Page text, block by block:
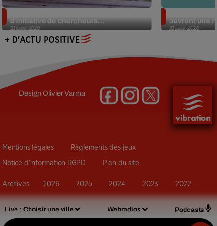
Live : Choisir une ville Webradios Podcasts
31 juillet 2026
d’initiative de chercheurs...
31 juillet 2026
ouvrent une
+ D'ACTU POSITIVE
DesignOlivier Varma
Mentions légales Règlements des jeux
Notice d’information RGPD Plan du site
Archives 2026 2025 2024 2023 2022